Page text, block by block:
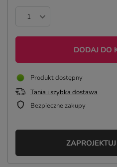
DODAJ DO
Produkt dostępny
Tania i szybka dostawa
Bezpieczne zakupy